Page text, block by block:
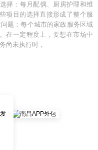
择：每月配偶、厨房护理和维
项目的选择直接形成了整个服
题：每个城市的家政服务区域
在一定程度上，要想在市场中
尚未执行时，